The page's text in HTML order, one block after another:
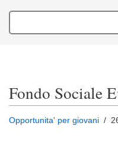
Vai
Fondo Sociale
Opportunita' per giovani